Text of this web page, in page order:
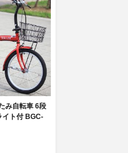
み自転車 6段
イト付 BGC-